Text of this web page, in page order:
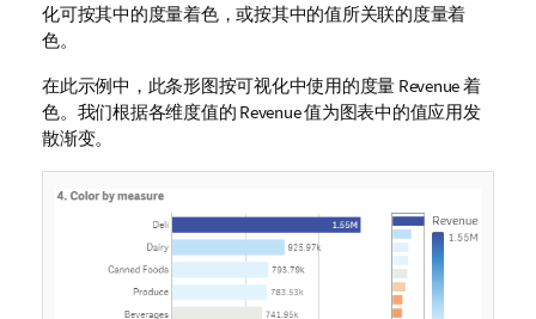
化可按其中的度量着色，或按其中的值所关联的度量着
色。
在此示例中，此条形图按可视化中使用的度量 Revenue着
色。我们根据各维度值的 Revenue值为图表中的值应用发
散渐变。